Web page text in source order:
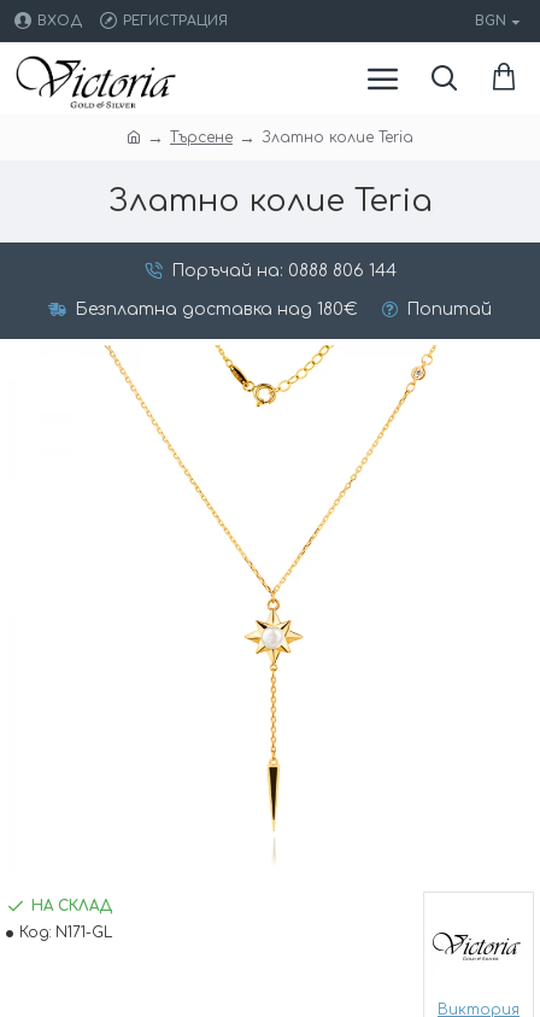
ВХОД РЕГИСТРАЦИЯ BGN
Търсене Златно колие Teria
Златно колие Teria
Поръчай на: 0888 806 144
Безплатна доставка над 180€ Попитай
НА СКЛАД
Код: N171-GL
Виктория